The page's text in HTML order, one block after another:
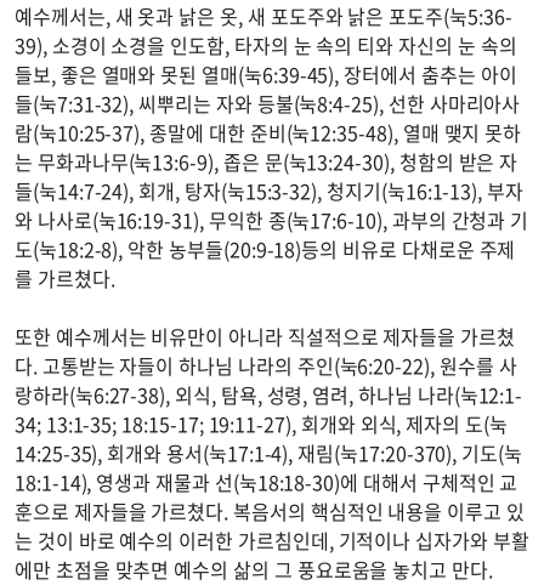
예수께서는, 새 옷과 낡은 옷, 새 포도주와 낡은 포도주(눅5:36-
39), 소경이 소경을 인도함, 타자의 눈 속의 티와 자신의 눈 속의
들보, 좋은 열매와 못된 열매(눅6:39-45), 장터에서 춤추는 아이
들(눅7:31-32), 씨뿌리는 자와 등불(눅8:4-25), 선한 사마리아사
람(눅10:25-37), 종말에 대한 준비(눅12:35-48), 열매 맺지 못하
는 무화과나무(눅13:6-9), 좁은 문(눅13:24-30), 청함의 받은 자
들(눅14:7-24), 회개, 탕자(눅15:3-32), 청지기(눅16:1-13), 부자
와 나사로(눅16:19-31), 무익한 종(눅17:6-10), 과부의 간청과 기
도(눅18:2-8), 악한 농부들(20:9-18)등의 비유로 다채로운 주제
를 가르쳤다.
또한 예수께서는 비유만이 아니라 직설적으로 제자들을 가르쳤
다. 고통받는 자들이 하나님 나라의 주인(눅6:20-22), 원수를 사
랑하라(눅6:27-38), 외식, 탐욕, 성령, 염려, 하나님 나라(눅12:1-
34; 13:1-35; 18:15-17; 19:11-27), 회개와 외식, 제자의 도(눅
14:25-35), 회개와 용서(눅17:1-4), 재림(눅17:20-370), 기도(눅
18:1-14), 영생과 재물과 선(눅18:18-30)에 대해서 구체적인 교
훈으로 제자들을 가르쳤다. 복음서의 핵심적인 내용을 이루고 있
는 것이 바로 예수의 이러한 가르침인데, 기적이나 십자가와 부활
에만 초점을 맞추면 예수의 삶의 그 풍요로움을 놓치고 만다.